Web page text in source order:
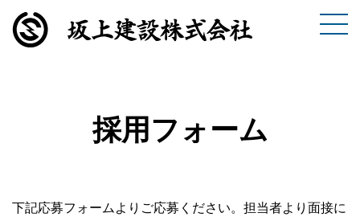
採用フォーム
下記応募フォームよりご応募ください。担当者より面接に